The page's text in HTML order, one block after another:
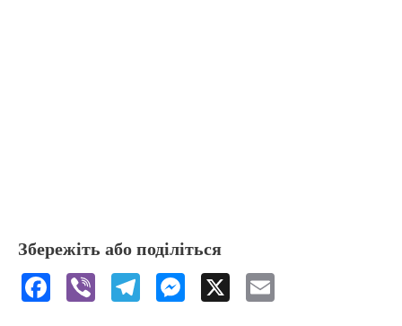
Збережіть або поділіться
F
Vi
T
M
X